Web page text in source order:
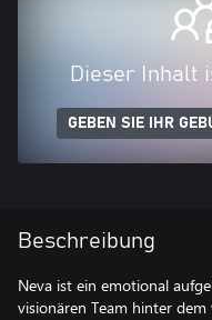
Dieser Inhalt
GEBEN SIE IHR
Beschreibung
Neva ist ein emotional
visionären Team hinter